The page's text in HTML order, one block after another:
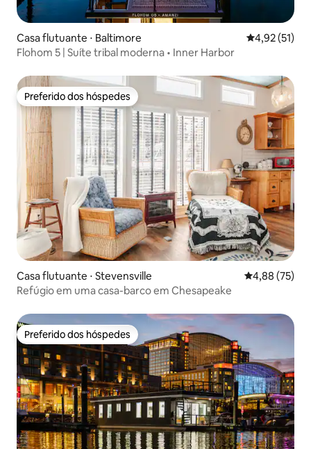
Casa flutuante ⋅ Baltimore 4,92 de uma
4,92 (51)
Flohom 5 | Suíte tribal moderna • Inner Harbor
Preferido dos hóspedes
Preferido dos hóspedes
Casa flutuante ⋅ Stevensville 4,88 de uma
4,88 (75)
Refúgio em uma casa-barco em Chesapeake
Preferido dos hóspedes
Preferido dos hóspedes